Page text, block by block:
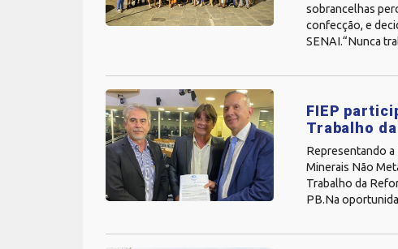
sobrancelhas
confecção, e
SENAI.“Nunca
FIEP
Trabalho
Representando a
Minerais Não
Trabalho da
PB.Na